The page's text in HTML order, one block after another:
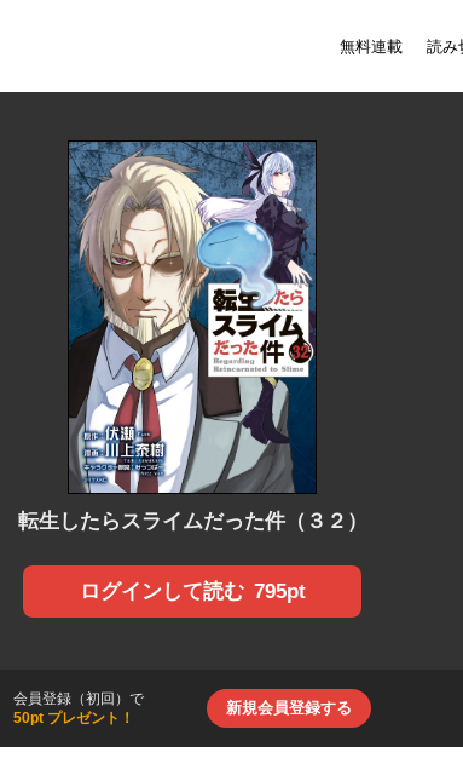
無料連載 読み
転生したらスライムだった件（３２）
ログインして読む 795pt
会員登録（初回）で
50pt プレゼント！
新規会員登録する